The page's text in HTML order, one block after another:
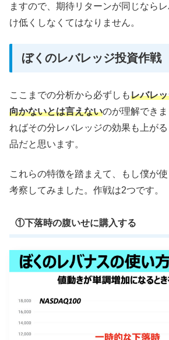
ますので、期待リターンが同じなら
け低くしなくてはなりません。
ぼくのレバレッジ投資作戦
ここまでの分析から必ずしもレバレ
向かないとは言えないのが理解でき
ればその分レバレッジの効果も上が
品だと思います。
これらの特徴を踏まえて、もし僕が
考察してみました。作戦は2つです。
①下落時の腹いせに購入する